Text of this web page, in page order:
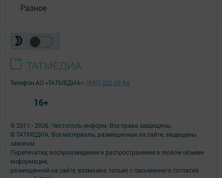
Разное
© 2011 - 2026. Чистополь-информ. Все права защищены.
© ТАТМЕДИА. Все материалы, размещенные на сайте, защищены
законом.
Перепечатка, воспроизведение и распространение в любом объеме
информации,
размещенной на сайте, возможна только с письменного согласия
Телефон АО «ТАТМЕДИА»: (843) 222 09 84
16+